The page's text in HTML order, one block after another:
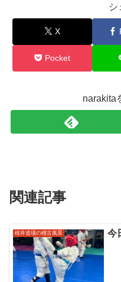
シ
X
Pocket
narakita
関連記事
桜井道場の稽古風景 今